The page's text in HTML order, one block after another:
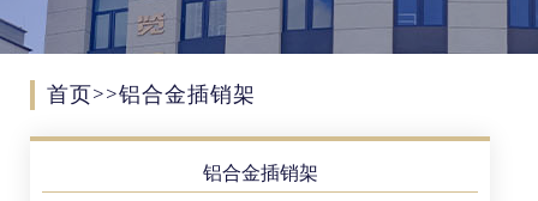
首页>>铝合金插销架
铝合金插销架